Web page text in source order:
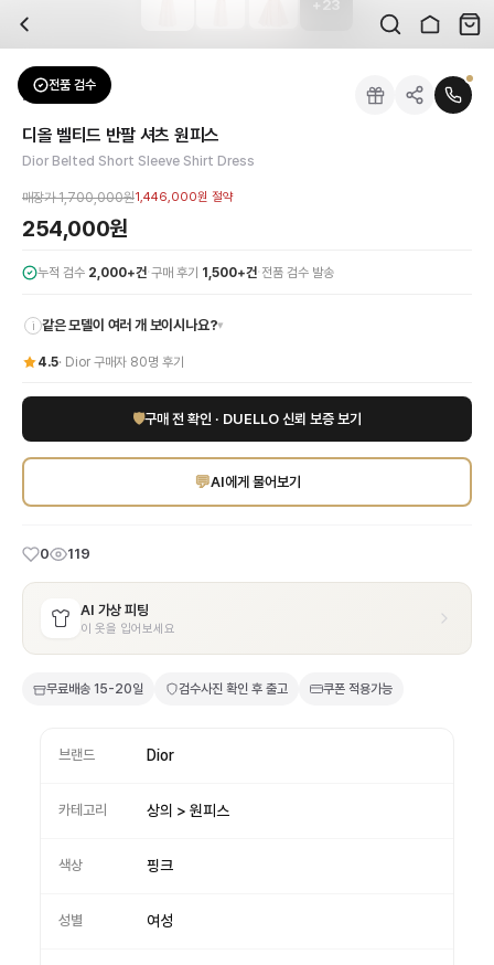
배송은 얼마나 걸리나요?
검수는 어떻게 진행되나요? 검수 사진을 받을 수 있나요?
전문 스태프가 실물 상품을 직접 확인한 후 검수 사진을 제공합니다. 가죽 재질,
교환이나 반품이 가능한가요?
수령 후 7일 이내 신청하시면 상품 하자, 사이즈 불일치, 고객 변심 모두 교환·반
네, 쿠폰과 적립금을 결제 시 함께 사용하실 수 있습니다. 적립금은 1,000원 이상
사이즈는 어떻게 선택하나요?
상품 상세의 사이즈 정보를 참고해 선택하시고, 사이즈 선택이 어려우시면 카카오
브랜드:
성별:여성
색상:핑크
가격:254,000원
Dior의 시그니처 감각이 돋보이는 핑크 벨티드 반팔 셔츠 원피스로 일상에 우아함
23
전품 검수
Dior 원피스
디올 벨티드 반팔 셔츠 원피스
Dior Belted Short Sleeve Shirt Dress
매장가1,700,000원1,446,000원 절약
254,000원
누적 검수 2,000+건·구매 후기 1,500+건· 전품 검수 발송
i 같은 모델이 여러 개 보이시나요?▾
4.5· Dior 구매자 80명 후기
🛡구매 전 확인 · DUELLO 신뢰 보증 보기
💬AI에게 물어보기
0 119
AI 가상 피팅
이 옷을 입어보세요
무료배송 15-20일 검수사진 확인 후 출고 쿠폰 적용가능
브랜드 Dior
카테고리 상의 > 원피스
색상 핑크
성별 여성